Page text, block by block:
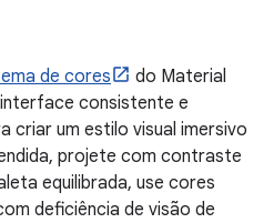
de cores
do Material
consistente e
criar um estilo visual imersivo
projete com contraste
equilibrada, use cores
deficiência de visão de